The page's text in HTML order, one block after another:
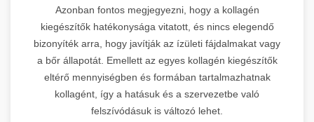
Azonban fontos megjegyezni, hogy a kollagén
kiegészítők hatékonysága vitatott, és nincs elegendő
bizonyíték arra, hogy javítják az ízületi fájdalmakat vagy
a bőr állapotát. Emellett az egyes kollagén kiegészítők
eltérő mennyiségben és formában tartalmazhatnak
kollagént, így a hatásuk és a szervezetbe való
felszívódásuk is változó lehet.